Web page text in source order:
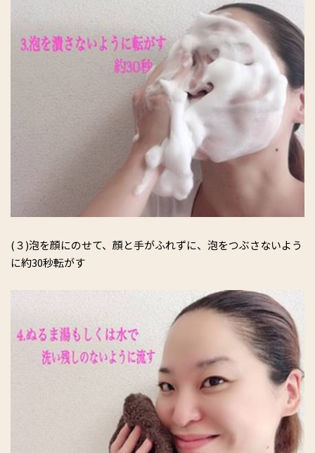
(３)泡を顔にのせて、顔と手がふれずに、泡をつぶさないよう
に約30秒転がす